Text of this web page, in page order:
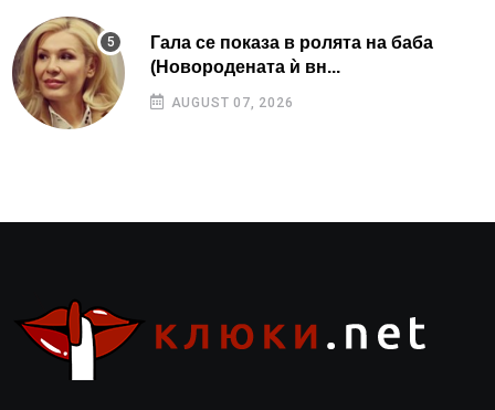
Гала се показа в ролята на баба
(Новородената ѝ вн...
AUGUST 07, 2026